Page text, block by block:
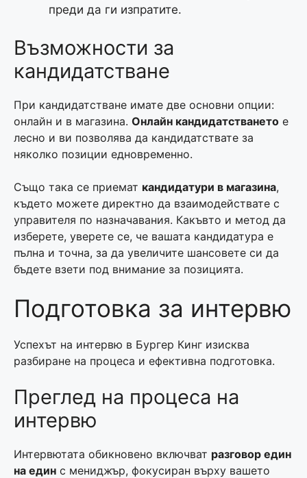
преди да ги изпратите.
Възможности за
кандидатстване
При кандидатстване имате две основни опции:
онлайн и в магазина. Онлайн кандидатстването е
лесно и ви позволява да кандидатствате за
няколко позиции едновременно.
Също така се приемат кандидатури в магазина,
където можете директно да взаимодействате с
управителя по назначавания. Какъвто и метод да
изберете, уверете се, че вашата кандидатура е
пълна и точна, за да увеличите шансовете си да
бъдете взети под внимание за позицията.
Подготовка за интервю
Успехът на интервю в Бургер Кинг изисква
разбиране на процеса и ефективна подготовка.
Преглед на процеса на
интервю
Интервютата обикновено включват разговор един
на един с мениджър, фокусиран върху вашето